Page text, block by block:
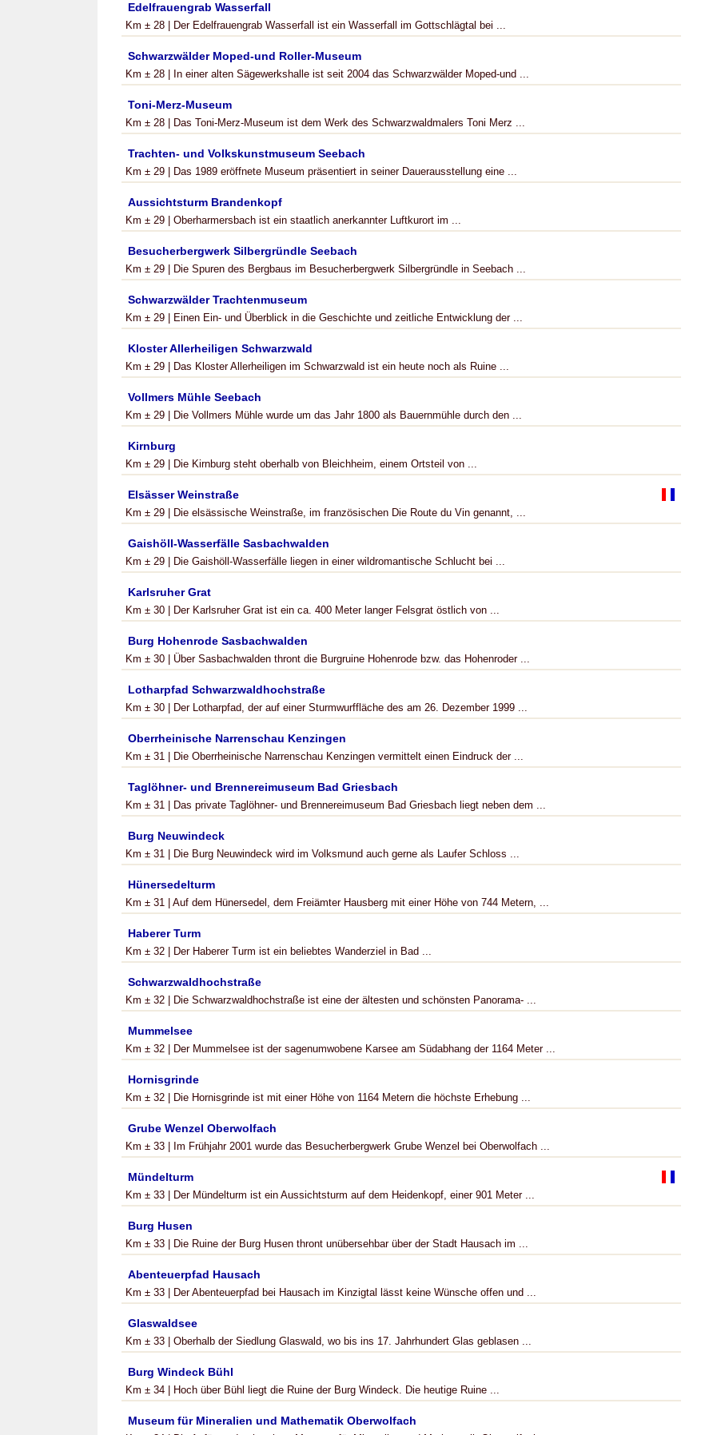
Edelfrauengrab Wasserfall
Km ± 28 | Der Edelfrauengrab Wasserfall ist ein Wasserfall im Gottschlägtal bei ...
Schwarzwälder Moped-und Roller-Museum
Km ± 28 | In einer alten Sägewerkshalle ist seit 2004 das Schwarzwälder Moped-und ...
Toni-Merz-Museum
Km ± 28 | Das Toni-Merz-Museum ist dem Werk des Schwarzwaldmalers Toni Merz ...
Trachten- und Volkskunstmuseum Seebach
Km ± 29 | Das 1989 eröffnete Museum präsentiert in seiner Dauerausstellung eine ...
Aussichtsturm Brandenkopf
Km ± 29 | Oberharmersbach ist ein staatlich anerkannter Luftkurort im ...
Besucherbergwerk Silbergründle Seebach
Km ± 29 | Die Spuren des Bergbaus im Besucherbergwerk Silbergründle in Seebach ...
Schwarzwälder Trachtenmuseum
Km ± 29 | Einen Ein- und Überblick in die Geschichte und zeitliche Entwicklung der ...
Kloster Allerheiligen Schwarzwald
Km ± 29 | Das Kloster Allerheiligen im Schwarzwald ist ein heute noch als Ruine ...
Vollmers Mühle Seebach
Km ± 29 | Die Vollmers Mühle wurde um das Jahr 1800 als Bauernmühle durch den ...
Kirnburg
Km ± 29 | Die Kirnburg steht oberhalb von Bleichheim, einem Ortsteil von ...
Elsässer Weinstraße
Km ± 29 | Die elsässische Weinstraße, im französischen Die Route du Vin genannt, ...
Gaishöll-Wasserfälle Sasbachwalden
Km ± 29 | Die Gaishöll-Wasserfälle liegen in einer wildromantische Schlucht bei ...
Karlsruher Grat
Km ± 30 | Der Karlsruher Grat ist ein ca. 400 Meter langer Felsgrat östlich von ...
Burg Hohenrode Sasbachwalden
Km ± 30 | Über Sasbachwalden thront die Burgruine Hohenrode bzw. das Hohenroder ...
Lotharpfad Schwarzwaldhochstraße
Km ± 30 | Der Lotharpfad, der auf einer Sturmwurffläche des am 26. Dezember 1999 ...
Oberrheinische Narrenschau Kenzingen
Km ± 31 | Die Oberrheinische Narrenschau Kenzingen vermittelt einen Eindruck der ...
Taglöhner- und Brennereimuseum Bad Griesbach
Km ± 31 | Das private Taglöhner- und Brennereimuseum Bad Griesbach liegt neben dem ...
Burg Neuwindeck
Km ± 31 | Die Burg Neuwindeck wird im Volksmund auch gerne als Laufer Schloss ...
Hünersedelturm
Km ± 31 | Auf dem Hünersedel, dem Freiämter Hausberg mit einer Höhe von 744 Metern, ...
Haberer Turm
Km ± 32 | Der Haberer Turm ist ein beliebtes Wanderziel in Bad ...
Schwarzwaldhochstraße
Km ± 32 | Die Schwarzwaldhochstraße ist eine der ältesten und schönsten Panorama- ...
Mummelsee
Km ± 32 | Der Mummelsee ist der sagenumwobene Karsee am Südabhang der 1164 Meter ...
Hornisgrinde
Km ± 32 | Die Hornisgrinde ist mit einer Höhe von 1164 Metern die höchste Erhebung ...
Grube Wenzel Oberwolfach
Km ± 33 | Im Frühjahr 2001 wurde das Besucherbergwerk Grube Wenzel bei Oberwolfach ...
Mündelturm
Km ± 33 | Der Mündelturm ist ein Aussichtsturm auf dem Heidenkopf, einer 901 Meter ...
Burg Husen
Km ± 33 | Die Ruine der Burg Husen thront unübersehbar über der Stadt Hausach im ...
Abenteuerpfad Hausach
Km ± 33 | Der Abenteuerpfad bei Hausach im Kinzigtal lässt keine Wünsche offen und ...
Glaswaldsee
Km ± 33 | Oberhalb der Siedlung Glaswald, wo bis ins 17. Jahrhundert Glas geblasen ...
Burg Windeck Bühl
Km ± 34 | Hoch über Bühl liegt die Ruine der Burg Windeck. Die heutige Ruine ...
Museum für Mineralien und Mathematik Oberwolfach